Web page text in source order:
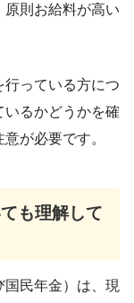
原則お給料が高い
っている方につ
いるかどうかを確
が必要です。
も理解して
民年金）は、現